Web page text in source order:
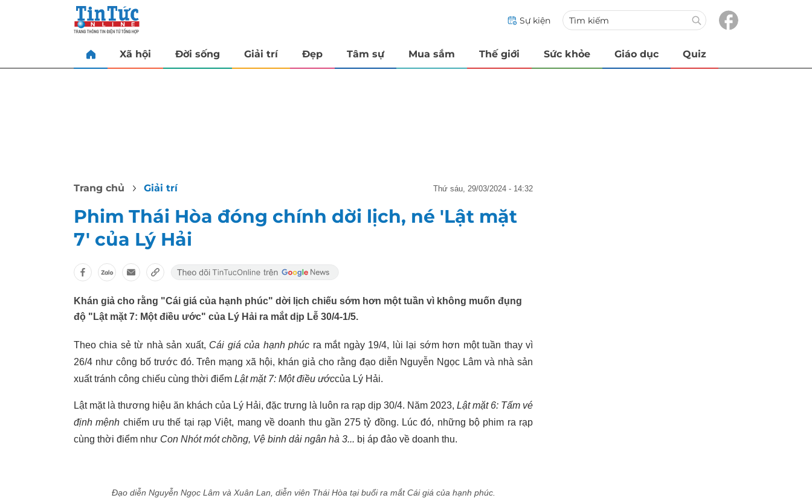
Sự kiện
Xã hội Đời sống Giải trí Đẹp Tâm sự Mua sắm Thế giới Sức khỏe Giáo dục Quiz
Trang chủ Giải trí thứ sáu, 29/03/2024 - 14:32
Phim Thái Hòa đóng chính dời lịch, né 'Lật mặt
7' của Lý Hải
Khán giả cho rằng "Cái giá của hạnh phúc" dời lịch chiếu sớm hơn một tuần vì không muốn đụng
độ "Lật mặt 7: Một điều ước" của Lý Hải ra mắt dịp Lễ 30/4-1/5.
Theo chia sẻ từ nhà sản xuất, Cái giá của hạnh phúc ra mắt ngày 19/4, lùi lại sớm hơn một tuần thay vì
26/4 như công bố trước đó. Trên mạng xã hội, khán giả cho rằng đạo diễn Nguyễn Ngọc Lâm và nhà sản
xuất tránh công chiếu cùng thời điểm Lật mặt 7: Một điều ướccủa Lý Hải.
Lật mặt là thương hiệu ăn khách của Lý Hải, đặc trưng là luôn ra rạp dịp 30/4. Năm 2023, Lật mặt 6: Tấm vé
định mệnh chiếm ưu thế tại rạp Việt, mang về doanh thu gần 275 tỷ đồng. Lúc đó, những bộ phim ra rạp
cùng thời điểm như Con Nhót mót chồng, Vệ binh dải ngân hà 3... bị áp đảo về doanh thu.
Đạo diễn Nguyễn Ngọc Lâm và Xuân Lan, diễn viên Thái Hòa tại buổi ra mắt Cái giá của hạnh phúc.